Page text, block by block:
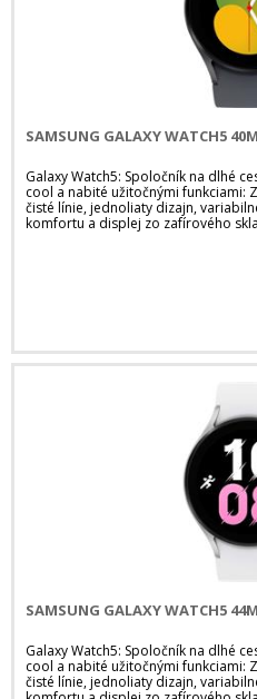
SAMSUNG GALAXY WATCH5
Galaxy Watch5: Spoločník na dlhé
cool a nabité užitočnými funkciami:
čisté línie, jednoliaty dizajn,
komfortu a displej zo zafírového
SAMSUNG GALAXY WATCH5
Galaxy Watch5: Spoločník na dlhé
cool a nabité užitočnými funkciami:
čisté línie, jednoliaty dizajn,